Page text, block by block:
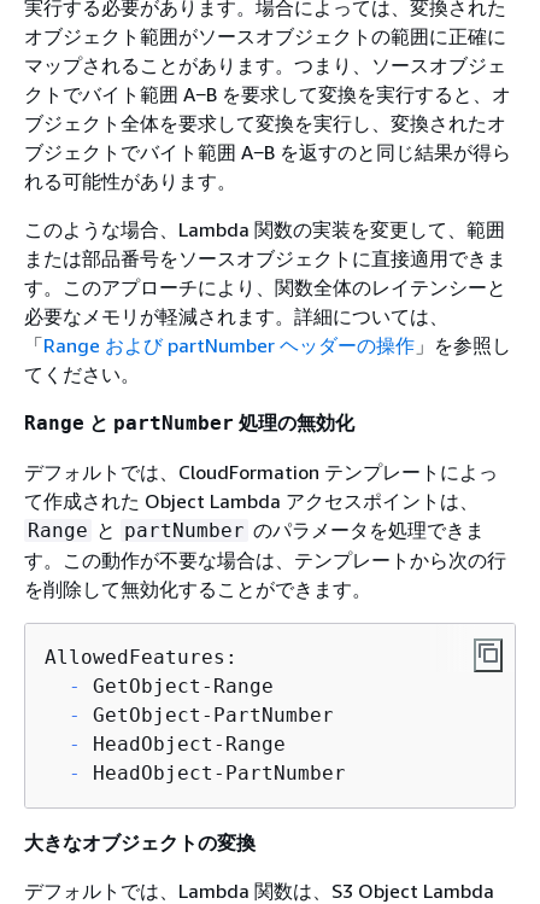
実行する必要があります。場合によっては、変換された
オブジェクト範囲がソースオブジェクトの範囲に正確に
マップされることがあります。つまり、ソースオブジェ
クトでバイト範囲 A−B を要求して変換を実行すると、オ
ブジェクト全体を要求して変換を実行し、変換されたオ
ブジェクトでバイト範囲 A−B を返すのと同じ結果が得ら
れる可能性があります。
このような場合、Lambda 関数の実装を変更して、範囲
または部品番号をソースオブジェクトに直接適用できま
す。このアプローチにより、関数全体のレイテンシーと
必要なメモリが軽減されます。詳細については、
「Range および partNumber ヘッダーの操作 」を参照し
てください。
Range と partNumber 処理の無効化
デフォルトでは、CloudFormation テンプレートによっ
て作成された Object Lambda アクセスポイントは、
Range と partNumber のパラメータを処理できま
す。この動作が不要な場合は、テンプレートから次の行
を削除して無効化することができます。
  -
  -
  -
  -
HeadObject-PartNumber
大きなオブジェクトの変換
デフォルトでは、Lambda 関数は、S3 Object Lambda